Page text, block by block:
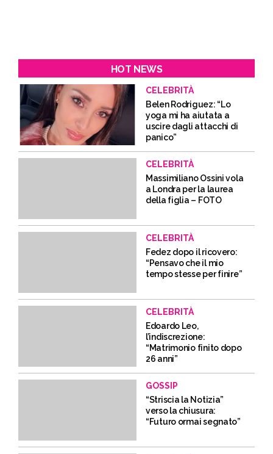
HOT NEWS
CELEBRITÀ
Belen Rodriguez: “Lo
yoga mi ha aiutata a
uscire dagli attacchi di
panico”
CELEBRITÀ
Massimiliano Ossini vola
a Londra per la laurea
della figlia – FOTO
CELEBRITÀ
Fedez dopo il ricovero:
“Pensavo che il mio
tempo stesse per finire”
CELEBRITÀ
Edoardo Leo,
l’indiscrezione:
“Matrimonio finito dopo
26 anni”
GOSSIP
“Striscia la Notizia”
verso la chiusura:
“Futuro ormai segnato”